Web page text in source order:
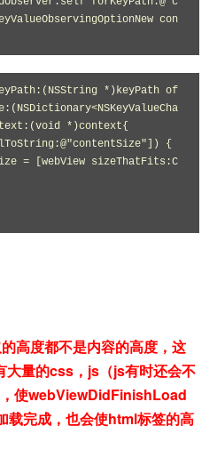
con
*)keyPath of
*)context{
高度都不是内容的高度，这
大量的css，js（js有时还会不
使webViewDidFinishLoad
载完成，也会使html标签的高